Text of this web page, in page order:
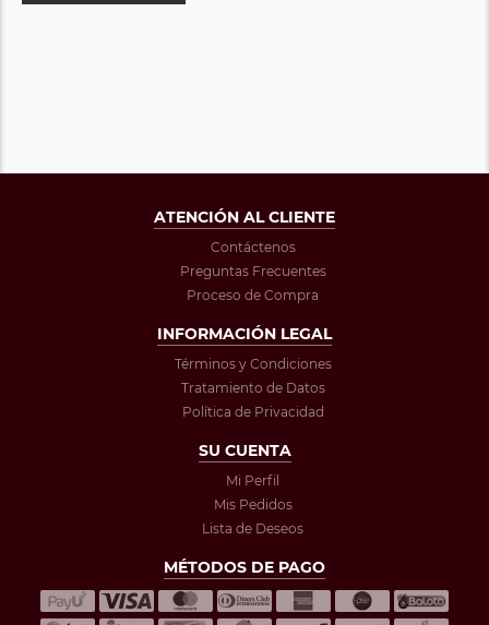
ATENCIÓN AL CLIENTE
Contáctenos
Preguntas Frecuentes
Proceso de Compra
INFORMACIÓN LEGAL
Términos y Condiciones
Tratamiento de Datos
Política de Privacidad
SU CUENTA
Mi Perfil
Mis Pedidos
Lista de Deseos
MÉTODOS DE PAGO